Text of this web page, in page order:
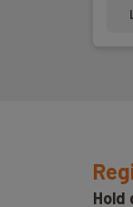
Hold